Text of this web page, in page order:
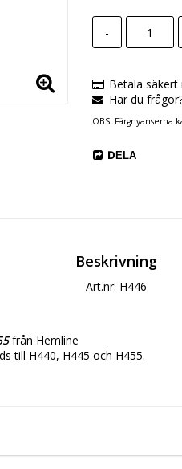
-
Betala
Har du
OBS! Färgnyanserna
DELA
Beskrivning
Art.nr: H446
från Hemline
till H440, H445 och H455.